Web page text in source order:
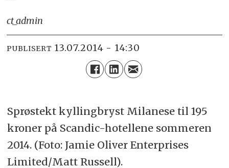
ct_admin
PUBLISERT 13.07.2014 - 14:30
Sprøstekt kyllingbryst Milanese til 195
kroner på Scandic-hotellene sommeren
2014. (Foto: Jamie Oliver Enterprises
Limited/Matt Russell).